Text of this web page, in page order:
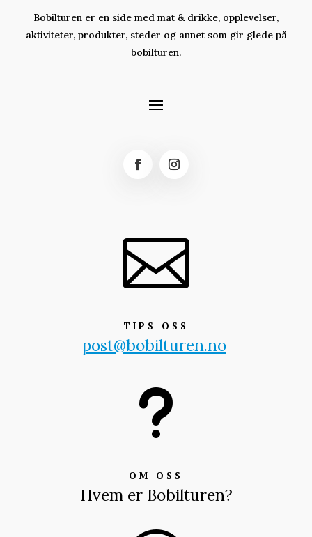
Bobilturen er en side med mat & drikke, opplevelser,
aktiviteter, produkter, steder og annet som gir glede på
bobilturen.

TIPS OSS
post@bobilturen.no
u
OM OSS
Hvem er Bobilturen?